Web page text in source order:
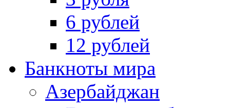
6 рублей
12 рублей
Банкноты мира
Азербайджан